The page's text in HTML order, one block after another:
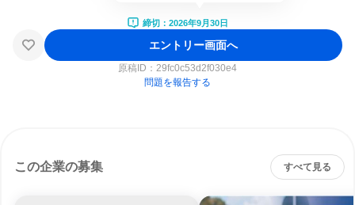
締切：2026年9月30日
エントリー画面へ
原稿ID： 29fc0c53d2f030e4
問題を報告する
この企業の募集 すべて見る